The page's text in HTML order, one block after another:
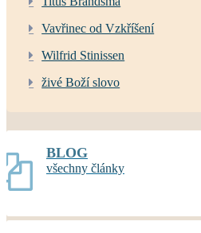
Vavřinec od Vzkříšení
Wilfrid Stinissen
živé Boží slovo
BLOG
všechny články